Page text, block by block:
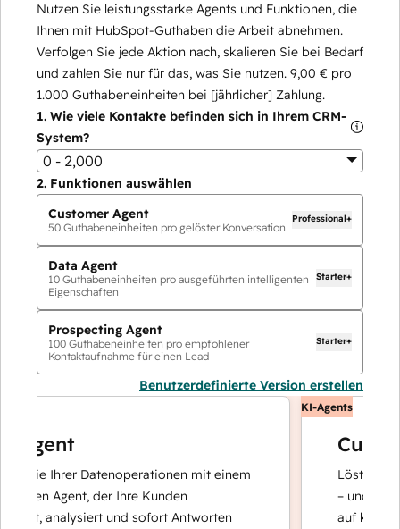
Nutzen Sie leistungsstarke Agents und Funktionen, die
Ihnen mit HubSpot-Guthaben die Arbeit abnehmen.
Verfolgen Sie jede Aktion nach, skalieren Sie bei Bedarf
und zahlen Sie nur für das, was Sie nutzen. 9,00 € pro
1.000 Guthabeneinheiten bei [jährlicher] Zahlung.
1. Wie viele Kontakte befinden sich in Ihrem CRM-
System?
0 - 2,000
2. Funktionen auswählen
Customer Agent
50 Guthabeneinheiten pro gelöster Konversation
Professional+
Data Agent
10 Guthabeneinheiten pro ausgeführten intelligenten
Eigenschaften
Starter+
Prospecting Agent
100 Guthabeneinheiten pro empfohlener
Kontaktaufnahme für einen Lead
Starter+
Benutzerdefinierte Version erstellen
Ihrer Datenoperationen mit einem
Agent, der Ihre Kunden
analysiert und sofort Antworten
KI-Agents
Löst Anfragen
– und
auf komplexe